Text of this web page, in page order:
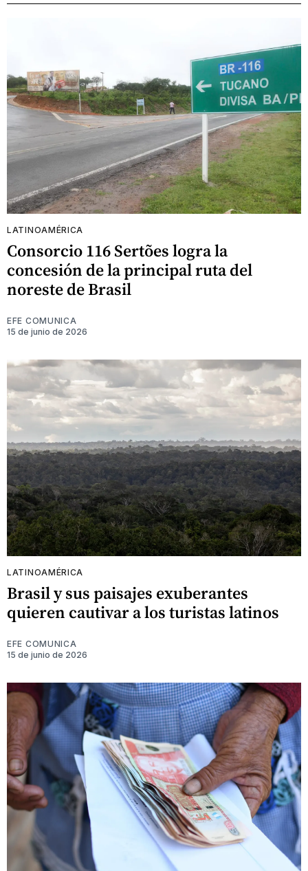
LATINOAMÉRICA
Consorcio 116 Sertões logra la
concesión de la principal ruta del
noreste de Brasil
EFE COMUNICA
15 de junio de 2026
LATINOAMÉRICA
Brasil y sus paisajes exuberantes
quieren cautivar a los turistas latinos
EFE COMUNICA
15 de junio de 2026